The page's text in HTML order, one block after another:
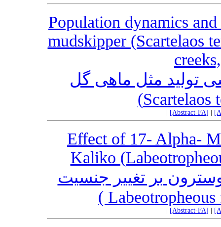
Population dynamics
mudskipper (Scartelaos
تولید مثل ماهی گل
[Abstract-FA]
Effect of 17- Alpha-
Kaliko
متیل تستوسترون بر تغییر جنسیت
[Abstract-FA]